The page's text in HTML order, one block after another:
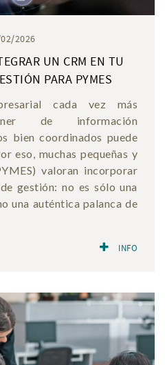
2026
UN CRM EN TU
PARA PYMES
cada vez más
de información
bien coordinados puede
eso, muchas pequeñas y
valoran incorporar
gestión: no es sólo una
una auténtica palanca de
INFO